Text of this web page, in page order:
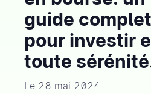
guide complet
pour investir
toute
Le 28 mai 2024